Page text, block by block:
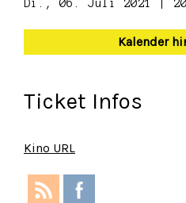
Di., 06. Juli 2021 |
Kalender
Ticket Infos
Kino URL